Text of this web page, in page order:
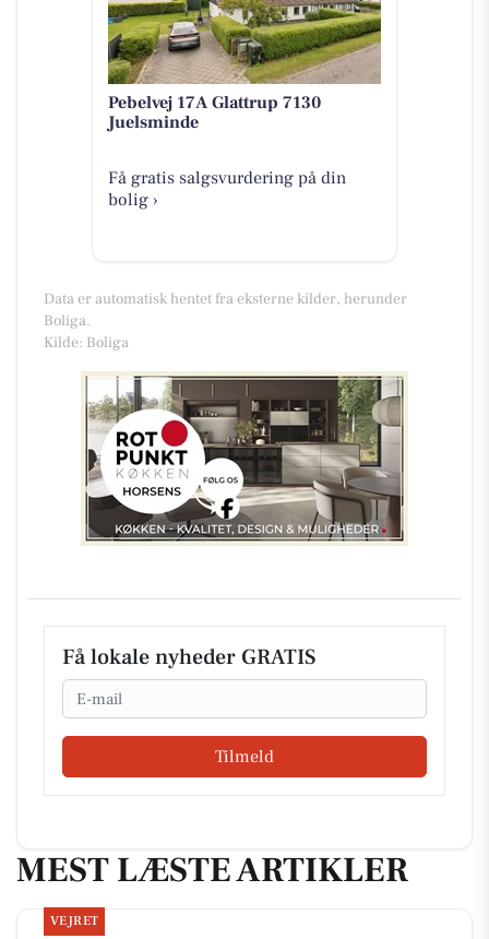
Pebelvej 17A Glattrup 7130
Juelsminde
Få gratis salgsvurdering på din
bolig ›
Data er automatisk hentet fra eksterne kilder, herunder
Boliga.
Kilde: Boliga
Få lokale nyheder GRATIS
Email
Tilmeld
MEST LÆSTE ARTIKLER
VEJRET